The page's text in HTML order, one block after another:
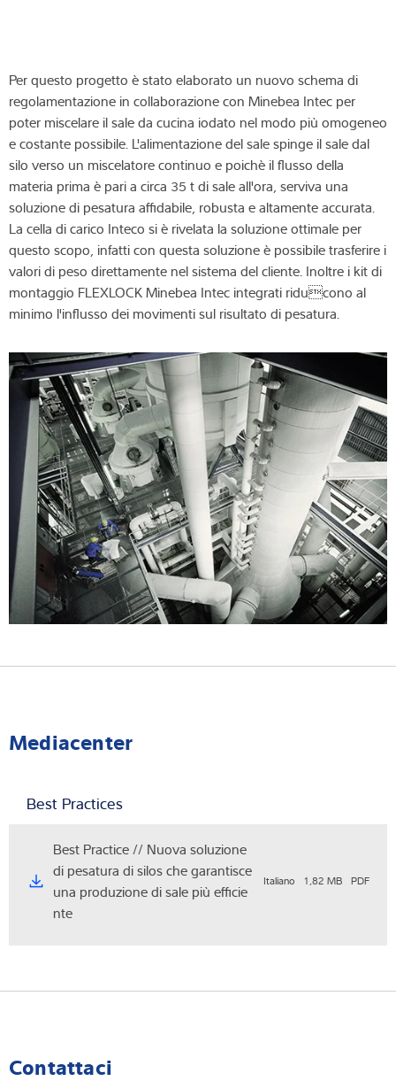
Per questo progetto è stato elaborato un nuovo schema di
regolamentazione in collaborazione con Minebea Intec per
poter miscelare il sale da cucina iodato nel modo più omogeneo
e costante possibile. L'alimentazione del sale spinge il sale dal
silo verso un miscelatore continuo e poichè il flusso della
materia prima è pari a circa 35 t di sale all'ora, serviva una
soluzione di pesatura affidabile, robusta e altamente accurata.
La cella di carico Inteco si è rivelata la soluzione ottimale per
questo scopo, infatti con questa soluzione è possibile trasferire i
valori di peso direttamente nel sistema del cliente. Inoltre i kit di
montaggio FLEXLOCK Minebea Intec integrati riducono al
minimo l'influsso dei movimenti sul risultato di pesatura.
Mediacenter
Best Practices
Best Practice // Nuova soluzione
di pesatura di silos che garantisce
una produzione di sale più efficie
nte
Italiano 1,82 MB PDF
Contattaci